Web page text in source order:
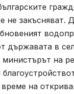
не закъсняват.
държавата в
министърът на
на